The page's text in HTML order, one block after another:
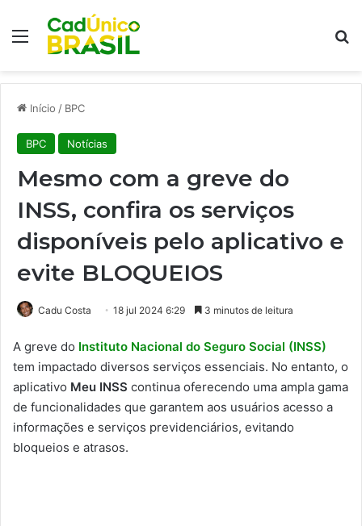
Menu
Início / BPC
BPC Notícias
Mesmo com a greve do
INSS, confira os serviços
disponíveis pelo aplicativo e
evite BLOQUEIOS
Cadu Costa 18 jul 2024 6:29 3 minutos de leitura
A greve do Instituto Nacional do Seguro Social (INSS)
tem impactado diversos serviços essenciais. No entanto, o
aplicativo Meu INSS continua oferecendo uma ampla gama
de funcionalidades que garantem aos usuários acesso a
informações e serviços previdenciários, evitando
bloqueios e atrasos.